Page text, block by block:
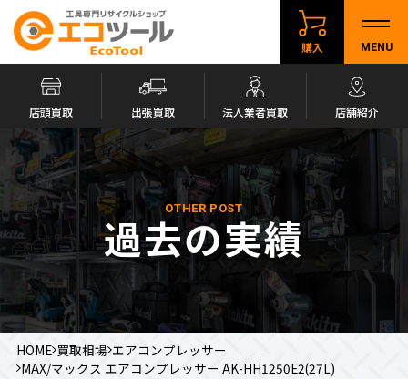
購入 MENU
店頭買取 出張買取 法人業者買取 店舗紹介
OTHER POST
過去の実績
HOME 買取相場 エアコンプレッサー
MAX/マックス エアコンプレッサー AK-HH1250E2(27L)